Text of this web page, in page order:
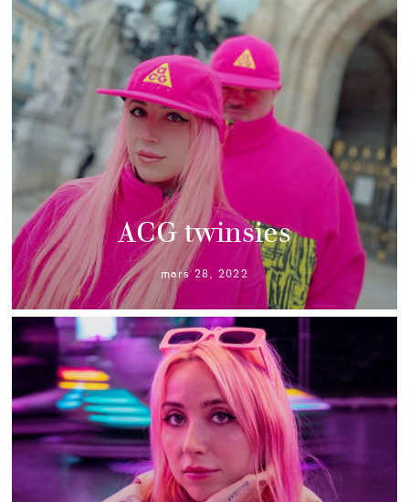
ACG twinsies
mars 28, 2022